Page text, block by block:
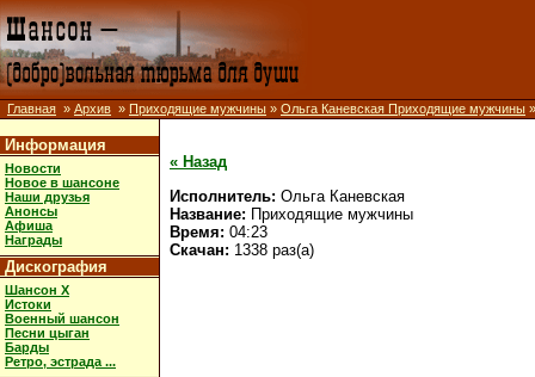
Главная » Архив » Приходящие мужчины » Ольга Каневская Приходящие мужчины
Информация
Новости
Новое в шансоне
Наши друзья
Анонсы
Афиша
Награды
Дискография
Шансон X
Истоки
Военный шансон
Песни цыган
Барды
Ретро, эстрада ...
« Назад
Исполнитель: Ольга Каневская
Название: Приходящие мужчины
Время: 04:23
Скачан: 1338 раз(а)